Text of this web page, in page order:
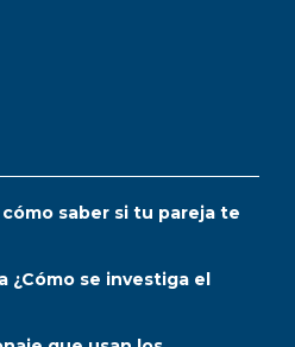
saber si tu pareja te
¿Cómo se investiga el